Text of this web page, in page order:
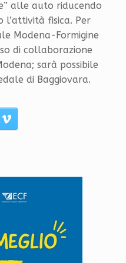
alle auto riducendo
l’attività fisica. Per
Modena-Formigine
di collaborazione
sarà possibile
di Baggiovara.